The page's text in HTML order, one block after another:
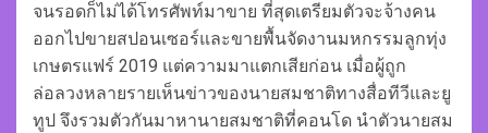
จนรอดก็ไม่ได้โทรศัพท์มาขาย ที่สุดเตรียมตัวจะจ้างคน
ออกไปขายสปอนเซอร์และขายพื้นจัดงานมหกรรมลูกทุ่ง
เกษตรแฟร์ 2019 แต่ความมาแตกเสียก่อน เมื่อผู้ถูก
ล่อลวงหลายรายเห็นข่าวของนายสมชาติทางสื่อทีวีและยู
ทูป จึงรวมตัวกันมาหานายสมชาติที่คอนโด นำตัวนายสม